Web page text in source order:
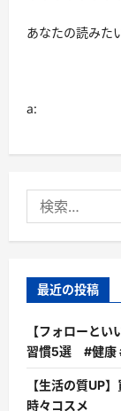
あなたの読みた
a:
索:
最近の投稿
【フォローとい
習慣5選 #健康
【生活の質UP
時々コスメ